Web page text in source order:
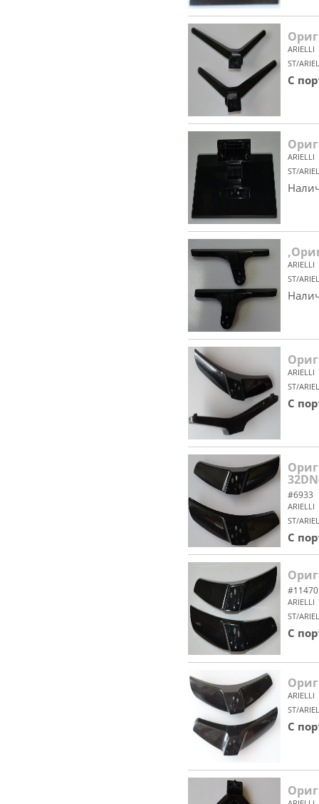
ARIELLI
ST/
С
ARIELLI
ST/
ARIELLI
ST/
ARIELLI
ST/
С
#6933
ARIELLI
ST/
С
#11470
ARIELLI
ST/
С
ARIELLI
ST/
С